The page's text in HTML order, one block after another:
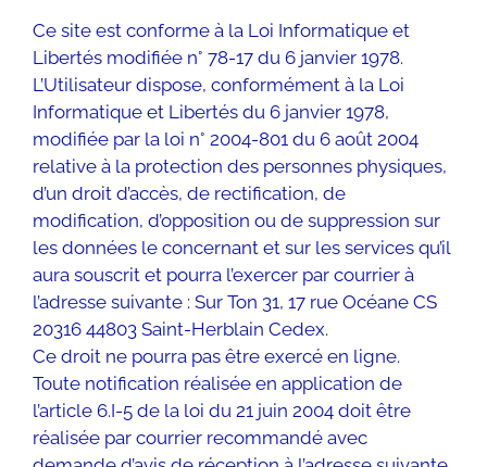
Ce site est conforme à la Loi Informatique et
Libertés modifiée n° 78-17 du 6 janvier 1978.
L’Utilisateur dispose, conformément à la Loi
Informatique et Libertés du 6 janvier 1978,
modifiée par la loi n° 2004-801 du 6 août 2004
relative à la protection des personnes physiques,
d’un droit d’accès, de rectification, de
modification, d’opposition ou de suppression sur
les données le concernant et sur les services qu’il
aura souscrit et pourra l’exercer par courrier à
l’adresse suivante : Sur Ton 31, 17 rue Océane CS
20316 44803 Saint-Herblain Cedex.
Ce droit ne pourra pas être exercé en ligne.
Toute notification réalisée en application de
l’article 6.I-5 de la loi du 21 juin 2004 doit être
réalisée par courrier recommandé avec